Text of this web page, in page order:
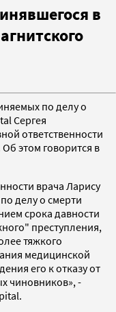
в
по делу о
Сергея
ответственности
этом говорится в
врача Ларису
делу о смерти
срока давности
преступления,
тяжкого
медицинской
его к отказу от
чиновников», -